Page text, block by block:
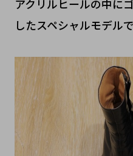
アクリルヒールの中に
したスペシャルモデルで